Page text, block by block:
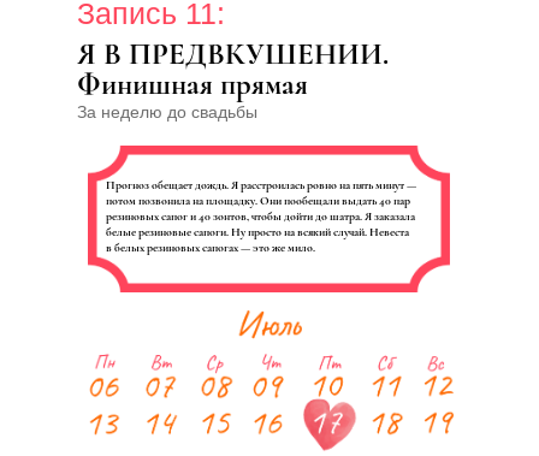
Запись 11:
Я В ПРЕДВКУШЕНИИ.
Финишная прямая
За неделю до свадьбы
Прогноз обещает дождь. Я расстроилась ровно на пять минут —
потом позвонила на площадку. Они пообещали выдать 40 пар
резиновых сапог и 40 зонтов, чтобы дойти до шатра. Я заказала
белые резиновые сапоги. Ну просто на всякий случай. Невеста
в белых резиновых сапогах — это же мило.